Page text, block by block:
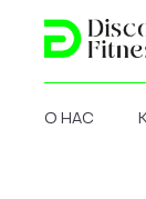
О НАС